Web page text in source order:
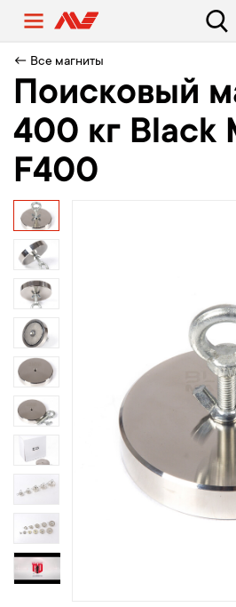
← Все магниты
Поисковый
400 кг Black
F400